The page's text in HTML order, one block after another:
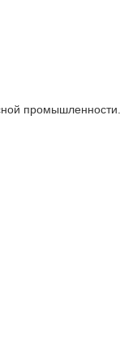
промышленности.